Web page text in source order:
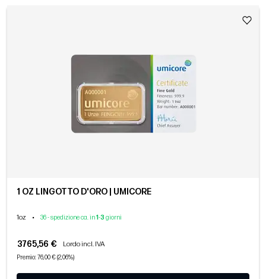
1 OZ LINGOTTO D'ORO | UMICORE
1oz • 36 - spedizione ca. in1-3 giorni
3765,56 € Lordo incl. IVA
Premio: 76,00 € (2,06%)